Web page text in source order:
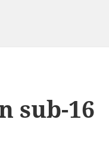
sub-16